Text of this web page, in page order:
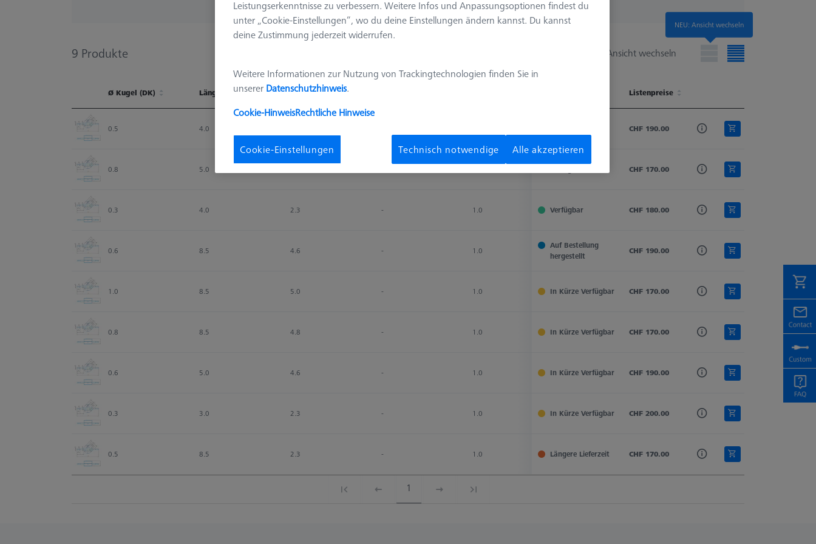
9 Produkte Ansicht wechseln
Ø Kugel (DK) Länge (L) Messlänge (ML) Schaftmaterial
Listenpreise
Messlänge (ML)
0.5
4.0 Hartmetall
CHF 190.00
0.8 5.0 Hartmetall
CHF 170.00
0.3 4.0 2.3 - 1.0 Rubin Hartmetall
Verfügbar CHF 180.00
0.6 8.5 4.6 - 1.0 Rubin Hartmetall
Auf Bestellung
hergestellt
CHF 190.00
1.0 8.5 5.0 - 1.0 Rubin Hartmetall
In Kürze Verfügbar CHF 170.00
0.8 8.5 4.8 - 1.0 Rubin Hartmetall
In Kürze Verfügbar CHF 170.00
0.6 5.0 4.6 - 1.0 Rubin Hartmetall
In Kürze Verfügbar CHF 190.00
0.3 3.0 2.3 - 1.0 Rubin Hartmetall
In Kürze Verfügbar CHF 200.00
0.5 8.5 2.3 - 1.0 Rubin Hartmetall
Längere Lieferzeit CHF 170.00
1
NEU: Ansicht wechseln
Leistungserkenntnisse zu verbessern. Weitere Infos und Anpassungsoptionen findest du
unter „Cookie-Einstellungen“, wo du deine Einstellungen ändern kannst. Du kannst
deine Zustimmung jederzeit widerrufen.
Weitere Informationen zur Nutzung von Trackingtechnologien finden Sie in
unserer Datenschutzhinweis.
Cookie-HinweisRechtliche Hinweise
Cookie-Einstellungen Technisch notwendige Alle akzeptieren